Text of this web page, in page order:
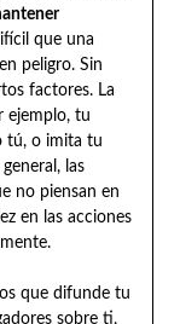
que una
peligro. Sin
factores. La
ejemplo, tu
tú, o imita tu
las
no piensan en
en las acciones
que difunde tu
sobre ti,